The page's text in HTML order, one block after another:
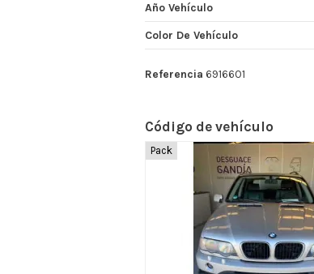
Año Vehículo
Color De Vehículo
Referencia 6916601
Código de vehículo
Pack